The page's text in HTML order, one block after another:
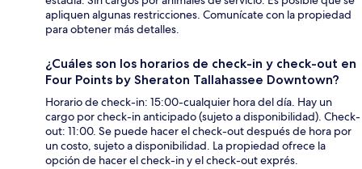
apliquen algunas restricciones. Comunícate con la propiedad
para obtener más detalles.
¿Cuáles son los horarios de check-in y check-out en
Four Points by Sheraton Tallahassee Downtown?
Horario de check-in: 15:00-cualquier hora del día. Hay un
cargo por check-in anticipado (sujeto a disponibilidad). Check-
out: 11:00. Se puede hacer el check-out después de hora por
un costo, sujeto a disponibilidad. La propiedad ofrece la
opción de hacer el check-in y el check-out exprés.